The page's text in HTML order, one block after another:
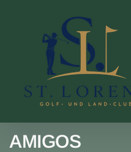
AMIGOS